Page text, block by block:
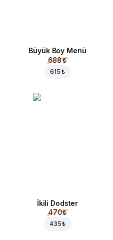
Büyük Boy Menü
688 ₺
615 ₺
İkili Dodster
470 ₺
435 ₺